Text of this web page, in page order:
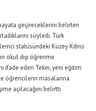
geçireceklerini belirten
söyledi. Türk
statüsündeki Kuzey Kıbrıs
okul dışı öğrenme
ifade eden Tekin, yeni eğitim
öğrencilerin masalarına
açılacağını belirtti.